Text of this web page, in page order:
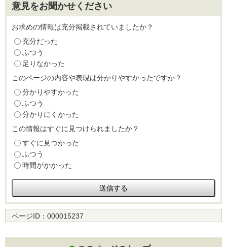
意見をお聞かせください
お求めの情報は充分掲載されていましたか？
充分だった
ふつう
足りなかった
このページの内容や表現は分かりやすかったですか？
分かりやすかった
ふつう
分かりにくかった
この情報はすぐに見つけられましたか？
すぐに見つかった
ふつう
時間がかかった
ページID： 000015237